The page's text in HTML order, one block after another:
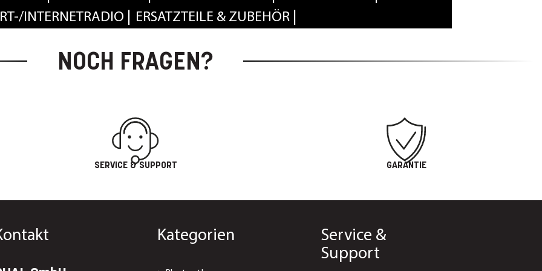
INTERNETRADIO
ERSATZTEILE & ZUBEHÖR
NOCH FRAGEN?
SERVICE & SUPPORT GARANTIE
Kategorien
Service &
Support